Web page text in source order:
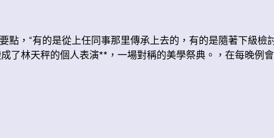
點，“有的是從上任同事那里傳承上去的，有的是隨著下級
了林天秤的個人表演**，一場對稱的美學祭典。，在每晚例